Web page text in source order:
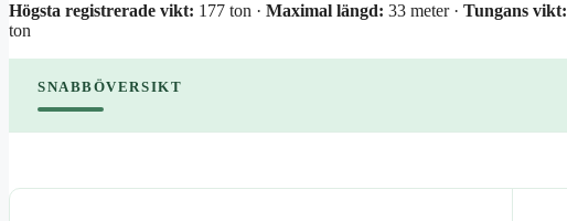
Högsta registrerade vikt: 177 ton · Maximal längd: 33 meter · Tungans vikt:
ton
SNABBÖVERSIKT